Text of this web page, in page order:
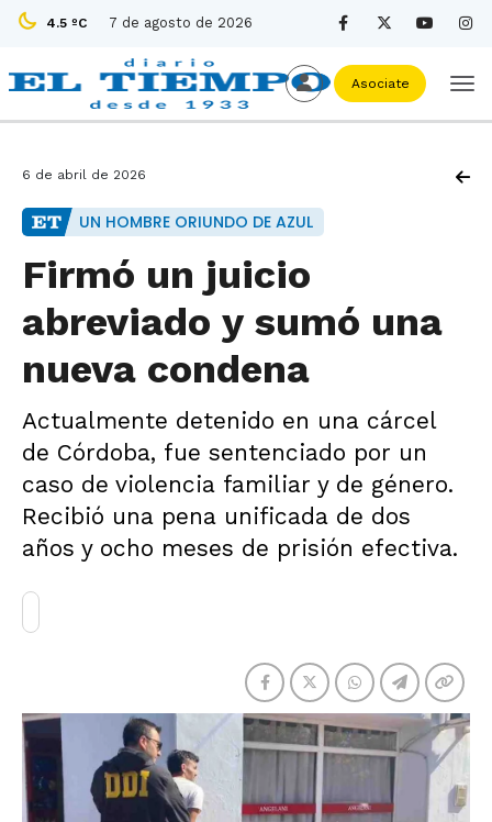
4.5 ºC 7 de agosto de 2026
Asociate
6 de abril de 2026
UN HOMBRE ORIUNDO DE AZUL
Firmó un juicio
abreviado y sumó una
nueva condena
Actualmente detenido en una cárcel
de Córdoba, fue sentenciado por un
caso de violencia familiar y de género.
Recibió una pena unificada de dos
años y ocho meses de prisión efectiva.